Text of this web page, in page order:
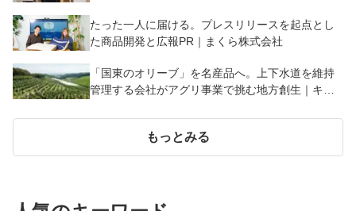
たった一人に届ける。プレスリリースを起点とし
た商品開発と広報PR｜まくら株式会社
「国東のオリーブ」を名産品へ。上下水道を維持
管理する会社がアグリ事業で挑む地方創生｜キュ
もっとみる